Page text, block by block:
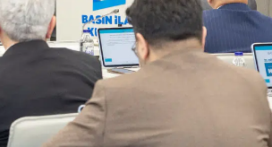
Edirne
Erzincan